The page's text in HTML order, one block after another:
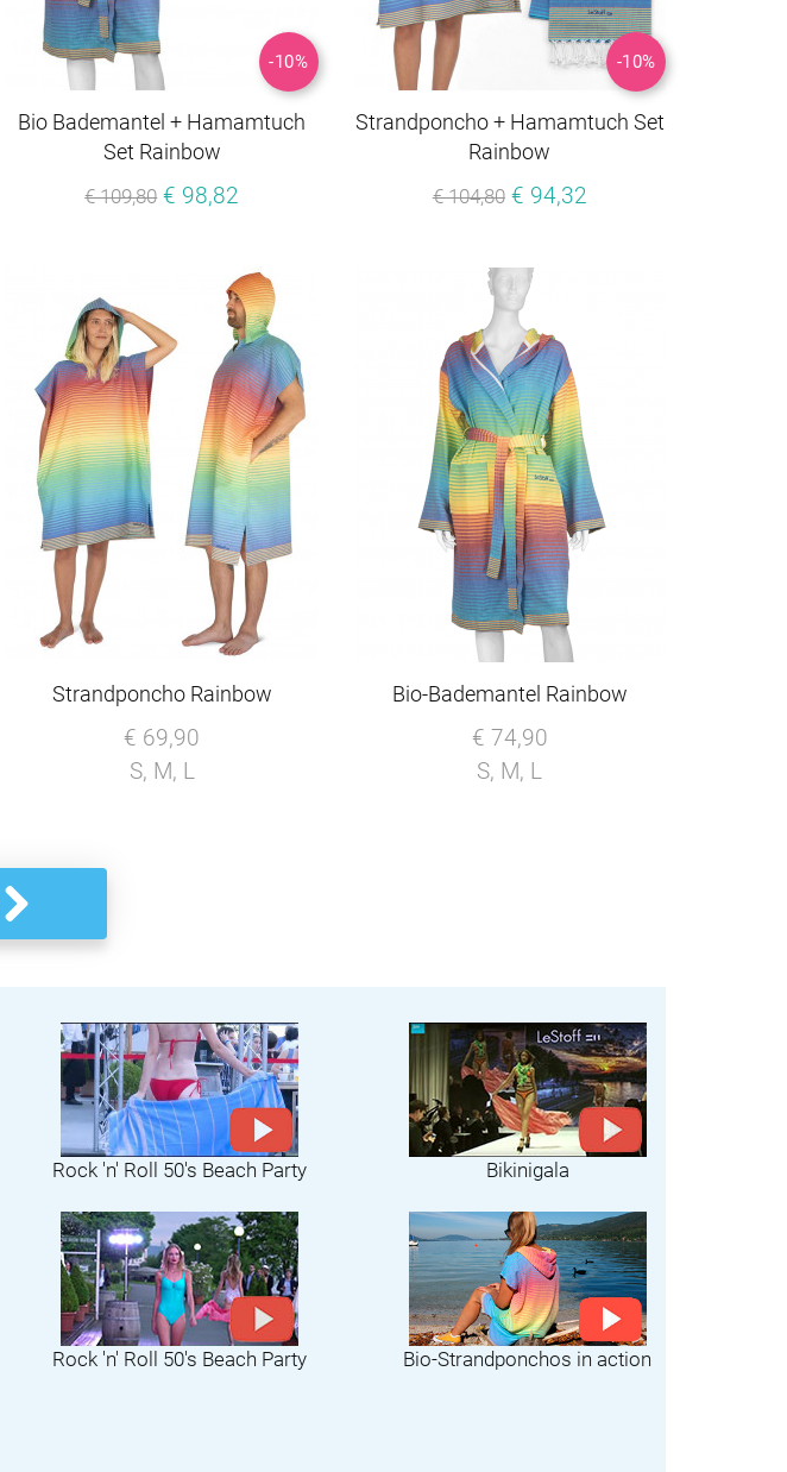
-10%
Bio Bademantel + Hamamtuch
Set Rainbow
€ 109,80 € 98,82
-10%
Strandponcho + Hamamtuch Set
Rainbow
€ 104,80 € 94,32
Strandponcho Rainbow
€ 69,90
S, M, L
Bio-Bademantel Rainbow
€ 74,90
S, M, L
Rock 'n' Roll 50's Beach Party Bikinigala
Rock 'n' Roll 50's Beach Party Bio-Strandponchos in action